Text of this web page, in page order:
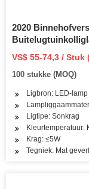
2020
VS$ 55-74,3 / Stuk
100 stukke (MOQ)
Ligbron: LED-lamp
Ligtipe: Sonkrag
Kleurtemperatuur:
Krag: ≤5W
Tegniek: Mat geverf